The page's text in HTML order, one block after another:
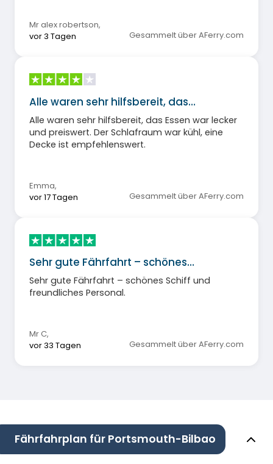
Mr alex robertson,
vor 3 Tagen
Gesammelt über AFerry.com
Alle waren sehr hilfsbereit, das…
Alle waren sehr hilfsbereit, das Essen war lecker
und preiswert. Der Schlafraum war kühl, eine
Decke ist empfehlenswert.
Emma,
vor 17 Tagen
Gesammelt über AFerry.com
Sehr gute Fährfahrt – schönes…
Sehr gute Fährfahrt – schönes Schiff und
freundliches Personal.
Mr C,
vor 33 Tagen
Gesammelt über AFerry.com
Fährfahrplan für Portsmouth-Bilbao